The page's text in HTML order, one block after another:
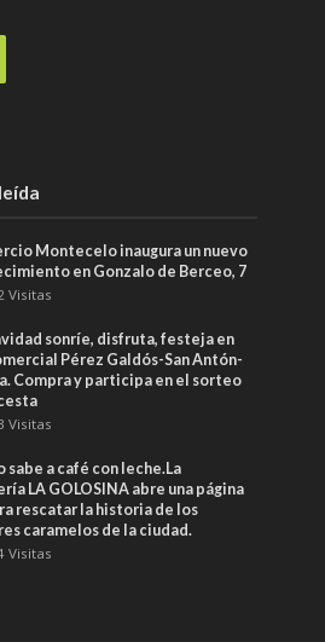
Montecelo inaugura un nuevo
en Gonzalo de Berceo, 7
Visitas
sonríe, disfruta, festeja en
Pérez Galdós-San Antón-
Compra y participa en el sorteo
Visitas
sabe a café con leche.La
LA GOLOSINA abre una página
rescatar la historia de los
caramelos de la ciudad.
Visitas